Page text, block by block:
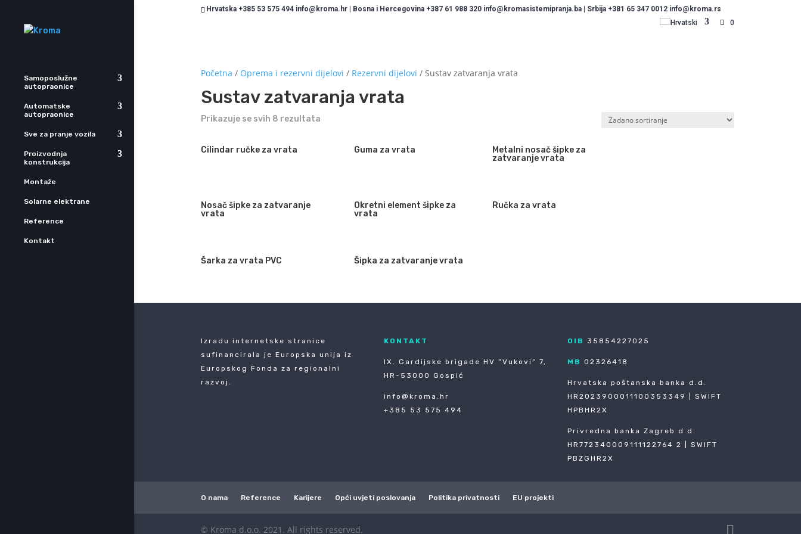
Hrvatska +385 53 575 494 info@kroma.hr | Bosna i Hercegovina +387 61 988 320 info@kromasistemipranja.ba | Srbija +381 65 347 0012 info@kroma.rs
Hrvatski
0
Samoposlužne
autopraonice
Automatske
autopraonice
Sve za pranje vozila
Proizvodnja
konstrukcija
Montaže
Solarne elektrane
Reference
Kontakt
Početna / Oprema i rezervni dijelovi / Rezervni dijelovi / Sustav zatvaranja vrata
Sustav zatvaranja vrata
Prikazuje se svih 8 rezultata
Cilindar ručke za vrata Guma za vrata
Metalni nosač šipke za
zatvaranje vrata
Nosač šipke za zatvaranje
vrata
Okretni element šipke za
vrata
Ručka za vrata
Šarka za vrata PVC Šipka za zatvaranje vrata
Izradu internetske stranice
sufinancirala je Europska unija iz
Europskog Fonda za regionalni
razvoj.
KONTAKT
IX. Gardijske brigade HV ”Vukovi” 7,
HR-53000 Gospić
info@kroma.hr
+385 53 575 494
OIB 35854227025
MB 02326418
Hrvatska poštanska banka d.d.
HR2023900011100353349 | SWIFT
HPBHR2X
Privredna banka Zagreb d.d.
HR772340009111122764 2 | SWIFT
PBZGHR2X
O nama Reference Karijere Opći uvjeti poslovanja Politika privatnosti EU projekti
© Kroma d.o.o. 2021. All rights reserved.